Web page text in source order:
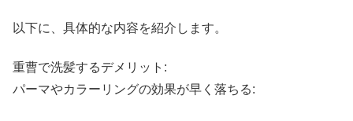
以下に、具体的な内容を紹介します。
重曹で洗髪するデメリット:
パーマやカラーリングの効果が早く落ちる: